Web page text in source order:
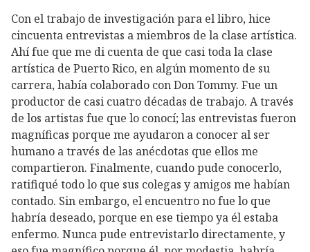
Con el trabajo de investigación para el libro, hice
cincuenta entrevistas a miembros de la clase artística.
Ahí fue que me di cuenta de que casi toda la clase
artística de Puerto Rico, en algún momento de su
carrera, había colaborado con Don Tommy. Fue un
productor de casi cuatro décadas de trabajo. A través
de los artistas fue que lo conocí; las entrevistas fueron
magníficas porque me ayudaron a conocer al ser
humano a través de las anécdotas que ellos me
compartieron. Finalmente, cuando pude conocerlo,
ratifiqué todo lo que sus colegas y amigos me habían
contado. Sin embargo, el encuentro no fue lo que
habría deseado, porque en ese tiempo ya él estaba
enfermo. Nunca pude entrevistarlo directamente, y